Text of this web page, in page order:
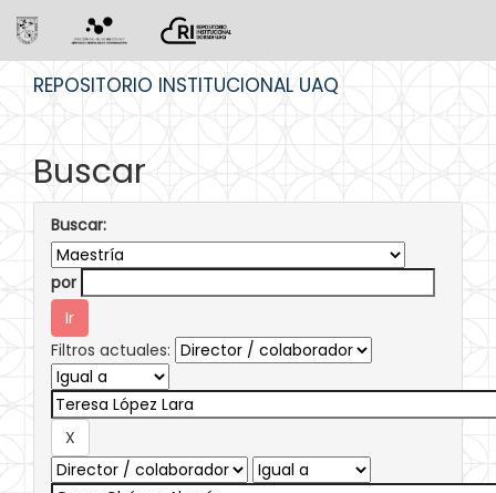
REPOSITORIO INSTITUCIONAL UAQ
Buscar
Buscar:
por
Filtros actuales: